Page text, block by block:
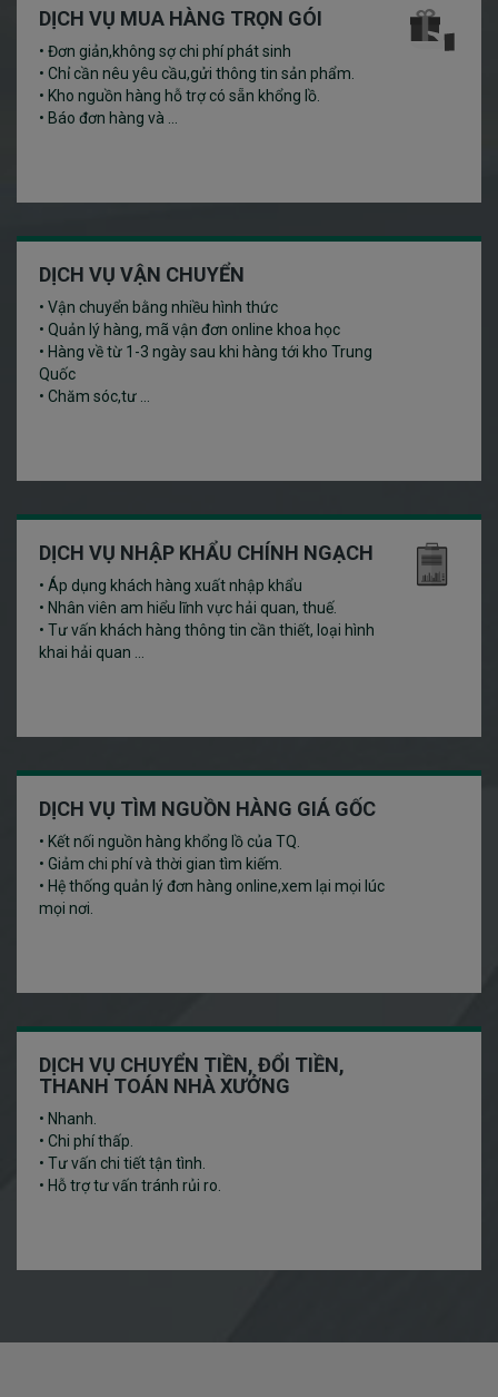
DỊCH VỤ MUA HÀNG TRỌN GÓI
• Đơn giản,không sợ chi phí phát sinh
• Chỉ cần nêu yêu cầu,gửi thông tin sản phẩm.
• Kho nguồn hàng hỗ trợ có sẵn khổng lồ.
• Báo đơn hàng và ...
DỊCH VỤ VẬN CHUYỂN
• Vận chuyển bằng nhiều hình thức
• Quản lý hàng, mã vận đơn online khoa học
• Hàng về từ 1-3 ngày sau khi hàng tới kho Trung
Quốc
• Chăm sóc,tư ...
DỊCH VỤ NHẬP KHẨU CHÍNH NGẠCH
• Áp dụng khách hàng xuất nhập khẩu
• Nhân viên am hiểu lĩnh vực hải quan, thuế.
• Tư vấn khách hàng thông tin cần thiết, loại hình
khai hải quan ...
DỊCH VỤ TÌM NGUỒN HÀNG GIÁ GỐC
• Kết nối nguồn hàng khổng lồ của TQ.
• Giảm chi phí và thời gian tìm kiếm.
• Hệ thống quản lý đơn hàng online,xem lại mọi lúc
mọi nơi.
DỊCH VỤ CHUYỂN TIỀN, ĐỔI TIỀN,
THANH TOÁN NHÀ XƯỞNG
• Nhanh.
• Chi phí thấp.
• Tư vấn chi tiết tận tình.
• Hỗ trợ tư vấn tránh rủi ro.